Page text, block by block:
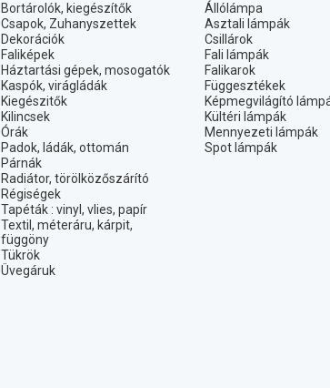
Bortárolók, kiegészítők
Csapok, Zuhanyszettek
Dekorációk
Faliképek
Háztartási gépek, mosogatók
Kaspók, virágládák
Kiegészitők
Kilincsek
Órák
Padok, ládák, ottomán
Párnák
Radiátor, törölközőszárító
Régiségek
Tapéták : vinyl, vlies, papír
Textil, méteráru, kárpit,
függöny
Tükrök
Üvegáruk
Állólámpa
Asztali lámpák
Csillárok
Fali lámpák
Falikarok
Függesztékek
Képmegvilágító
Kültéri lámpák
Mennyezeti lámpák
Spot lámpák